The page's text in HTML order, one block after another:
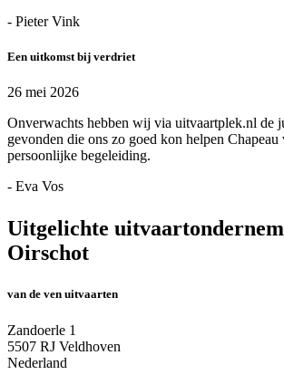
- Pieter Vink
Een uitkomst bij verdriet
26 mei 2026
Onverwachts hebben wij via uitvaartplek.nl de
gevonden die ons zo goed kon helpen Chapeau
persoonlijke begeleiding.
- Eva Vos
Uitgelichte
Oirschot
van de ven uitvaarten
Zandoerle 1
5507 RJ Veldhoven
Nederland